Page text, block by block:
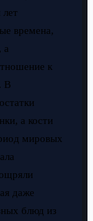
времена,
а
к
В
а кости
мировых
даже
блюд из